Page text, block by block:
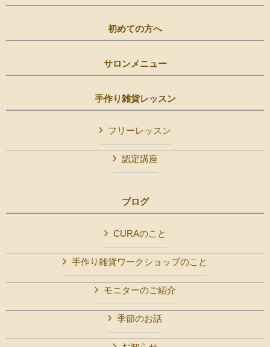
初めての方へ
サロンメニュー
手作り雑貨レッスン
フリーレッスン
認定講座
ブログ
CURAのこと
手作り雑貨ワークショップのこと
モニターのご紹介
季節のお話